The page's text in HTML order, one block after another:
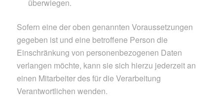
überwiegen.
Sofern eine der oben genannten Voraussetzungen
gegeben ist und eine betroffene Person die
Einschränkung von personenbezogenen Daten
verlangen möchte, kann sie sich hierzu jederzeit an
einen Mitarbeiter des für die Verarbeitung
Verantwortlichen wenden.